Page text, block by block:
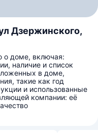
Дзержинского,
о доме, включая:
наличие и список
в доме,
такие как год
и использованные
компании: её